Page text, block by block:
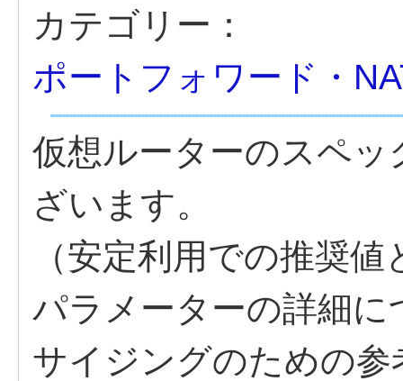
カテゴリー：
ポートフォワード・
仮想ルーターのスペ
ざいます。
（安定利用での推奨
パラメーターの詳細
サイジングのための